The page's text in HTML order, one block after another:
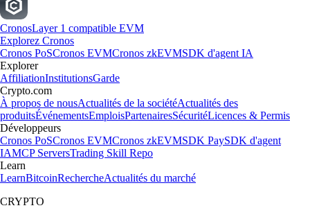
CronosLayer 1 compatible EVM
Explorez Cronos
Cronos PoSCronos EVMCronos zkEVMSDK d'agent IA
Explorer
AffiliationInstitutionsGarde
Crypto.com
À propos de nousActualités de la sociétéActualités des
produitsÉvénementsEmploisPartenairesSécuritéLicences & Permis
Développeurs
Cronos PoSCronos EVMCronos zkEVMSDK PaySDK d'agent
IAMCP ServersTrading Skill Repo
Learn
LearnBitcoinRechercheActualités du marché
CRYPTO